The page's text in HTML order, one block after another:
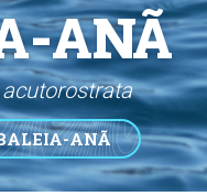
ANÃ
ANÃ